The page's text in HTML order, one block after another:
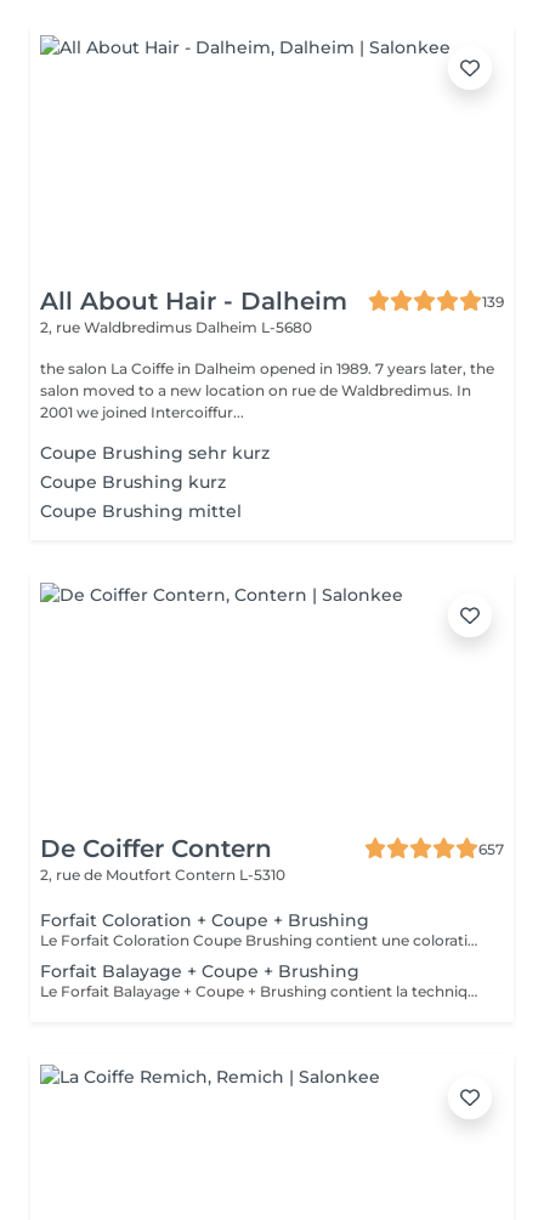
All About Hair - Dalheim
139
2, rue Waldbredimus Dalheim L-5680
the salon La Coiffe in Dalheim opened in 1989. 7 years later, the
salon moved to a new location on rue de Waldbredimus. In
2001 we joined Intercoiffur...
Coupe Brushing sehr kurz
Coupe Brushing kurz
Coupe Brushing mittel
De Coiffer Contern
657
2, rue de Moutfort Contern L-5310
Forfait Coloration + Coupe + Brushing
Le Forfait Coloration Coupe Brushing contient une coloration des racines et une coupe. Dépendant de la quantité de couleur utilisée ou de la longueur des cheveux le prix peut varier. (Veuillez sélectionner le Forfait Balayage au cas où vous souhaitez avoir des mèches ou un Balayage.) En cas de questions veuillez appeler au +352 26 35 02 89
Forfait Balayage + Coupe + Brushing
Le Forfait Balayage + Coupe + Brushing contient la technique Balayage, un coulage (pour donner le bon reflet au Balayage), Olaplex, une Coupe et un Brushing. Dépendant de la quantité de produit utilisée ou de la longueur des cheveux, le prix peut varier. En cas de questions veuillez appeler au +352 26 35 02 89.